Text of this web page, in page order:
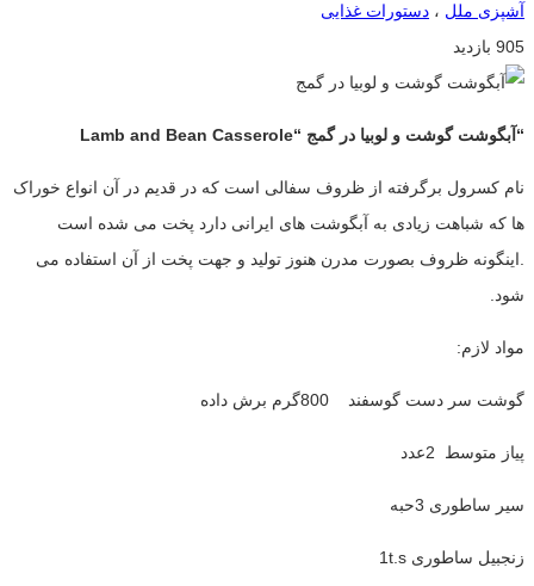
آشپزی ملل ، دستورات غذایی
905 بازدید
“آبگوشت گوشت و لوبیا در گمج “Lamb and Bean Casserole
نام کسرول برگرفته از ظروف سفالی است که در قدیم در آن انواع خوراک
ها که شباهت زیادی به آبگوشت های ایرانی دارد پخت می شده است
.اینگونه ظروف بصورت مدرن هنوز تولید و جهت پخت از آن استفاده می
شود.
مواد لازم:
گوشت سر دست گوسفند 800گرم برش داده
پیاز متوسط 2عدد
سیر ساطوری 3حبه
زنجبیل ساطوری 1t.s